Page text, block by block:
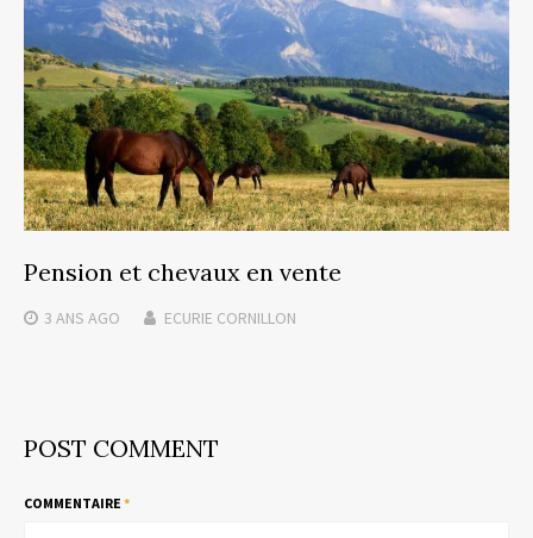
Pension et chevaux en vente
3 ANS AGO ECURIE CORNILLON
POST COMMENT
COMMENTAIRE *